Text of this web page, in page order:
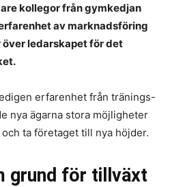
kollegor från gymkedjan
av marknadsföring
ledarskapet för det
erfarenhet från tränings-
nya ägarna stora möjligheter
ta företaget till nya höjder.
grund för tillväxt